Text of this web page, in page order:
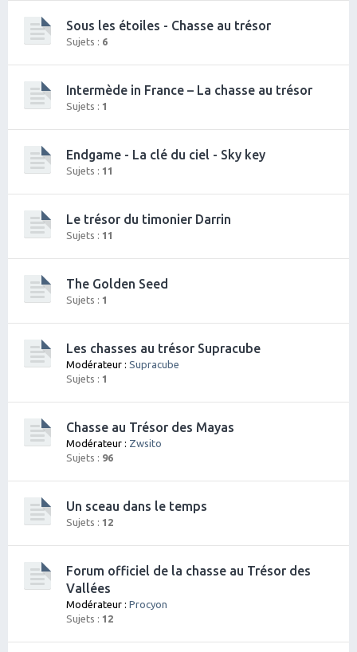
Sous les étoiles - Chasse au trésor
Sujets : 6
Intermède in France – La chasse au trésor
Sujets : 1
Endgame - La clé du ciel - Sky key
Sujets : 11
Le trésor du timonier Darrin
Sujets : 11
The Golden Seed
Sujets : 1
Les chasses au trésor Supracube
Modérateur : Supracube
Sujets : 1
Chasse au Trésor des Mayas
Modérateur : Zwsito
Sujets : 96
Un sceau dans le temps
Sujets : 12
Forum officiel de la chasse au Trésor des
Vallées
Modérateur : Procyon
Sujets : 12